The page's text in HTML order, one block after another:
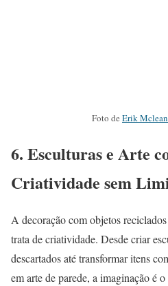
Foto de Erik Mclean
6. Esculturas e Arte
Criatividade sem
A decoração com objetos
trata de criatividade. Desde criar
descartados até transformar itens
em arte de parede, a imaginação é